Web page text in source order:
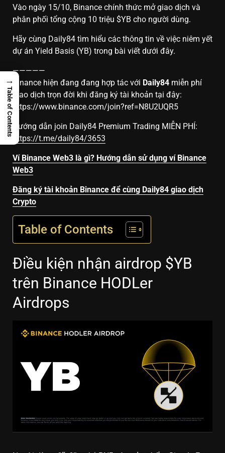
Vào ngày 15/10, Binance chính thức mở giao dịch và
phân phối tổng cộng 10 triệu $YB cho người dùng.
Hãy cùng Daily84 tìm hiểu các thông tin về việc niêm yết
dự án Yield Basis (YB) trong bài viết dưới đây.
—————
Binance hiện đang đang hợp tác với Daily84 miễn phí
giao dịch trọn đời khi đăng ký tài khoản tại đây:
https://www.binance.com/join?ref=N8U2UQR5
Hướng dẫn join Daily84 Premium Trading MIỄN PHÍ:
https://t.me/daily84/3653
Ví Binance Web3 là gì? Hướng dẫn sử dụng ví Binance
Web3
Đăng ký tài khoản Binance để cùng Daily84 giao dịch
Crypto
Table of Contents
Điều kiện nhận airdrop $YB
trên Binance HODLer
Airdrops
→
Table of Contents